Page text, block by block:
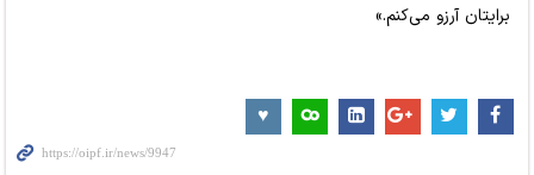
برایتان آرزو می‌کنم.»